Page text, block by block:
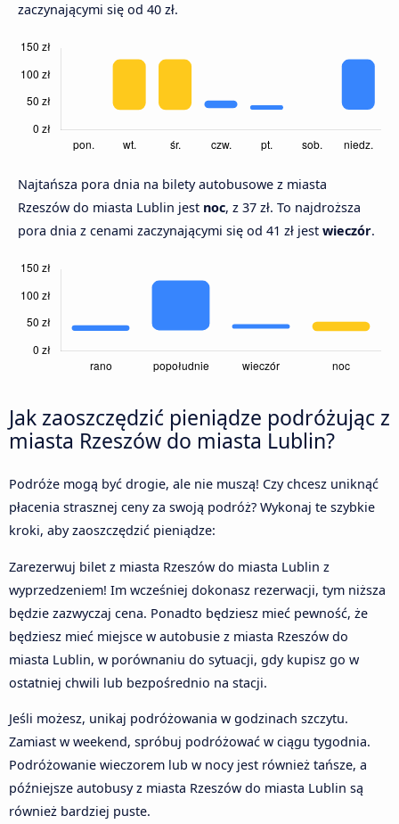
zaczynającymi się od 40 zł.
Najtańsza pora dnia na bilety autobusowe z miasta
Rzeszów do miasta Lublin jest noc, z 37 zł. To najdroższa
pora dnia z cenami zaczynającymi się od 41 zł jest wieczór.
Jak zaoszczędzić pieniądze podróżując z
miasta Rzeszów do miasta Lublin?
Podróże mogą być drogie, ale nie muszą! Czy chcesz uniknąć
płacenia strasznej ceny za swoją podróż? Wykonaj te szybkie
kroki, aby zaoszczędzić pieniądze:
Zarezerwuj bilet z miasta Rzeszów do miasta Lublin z
wyprzedzeniem! Im wcześniej dokonasz rezerwacji, tym niższa
będzie zazwyczaj cena. Ponadto będziesz mieć pewność, że
będziesz mieć miejsce w autobusie z miasta Rzeszów do
miasta Lublin, w porównaniu do sytuacji, gdy kupisz go w
ostatniej chwili lub bezpośrednio na stacji.
Jeśli możesz, unikaj podróżowania w godzinach szczytu.
Zamiast w weekend, spróbuj podróżować w ciągu tygodnia.
Podróżowanie wieczorem lub w nocy jest również tańsze, a
późniejsze autobusy z miasta Rzeszów do miasta Lublin są
również bardziej puste.